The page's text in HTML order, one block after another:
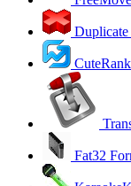
Duplicate
Fat32